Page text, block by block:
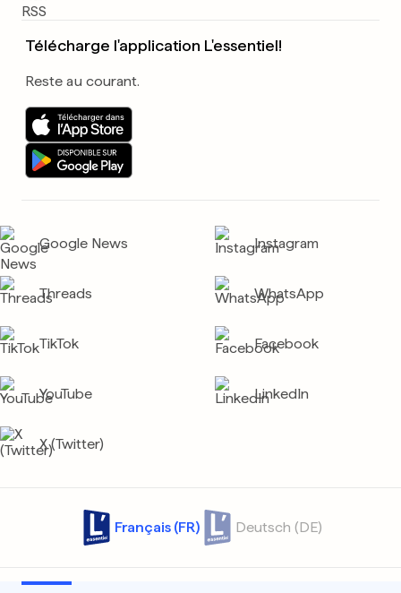
Télécharge l'application L'essentiel!
Reste au courant.
Google News Instagram
Threads WhatsApp
TikTok Facebook
YouTube LinkedIn
X (Twitter)
Français (FR) Deutsch (DE)